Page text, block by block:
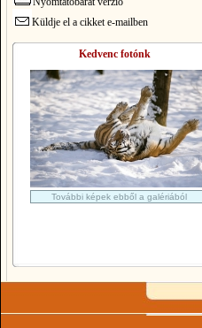
Küldje el a cikket e-mailben
Kedvenc fotónk
További képek ebből a galériából